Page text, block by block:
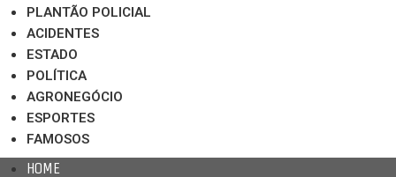
PLANTÃO POLICIAL
ACIDENTES
ESTADO
POLÍTICA
AGRONEGÓCIO
ESPORTES
FAMOSOS
HOME